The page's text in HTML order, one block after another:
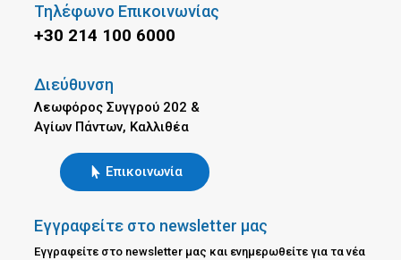
Τηλέφωνο Επικοινωνίας
+30 214 100 6000
Διεύθυνση
Λεωφόρος Συγγρού 202 &
Αγίων Πάντων, Καλλιθέα
Επικοινωνία
Εγγραφείτε στο newsletter μας
Εγγραφείτε στο newsletter μας και ενημερωθείτε για τα νέα